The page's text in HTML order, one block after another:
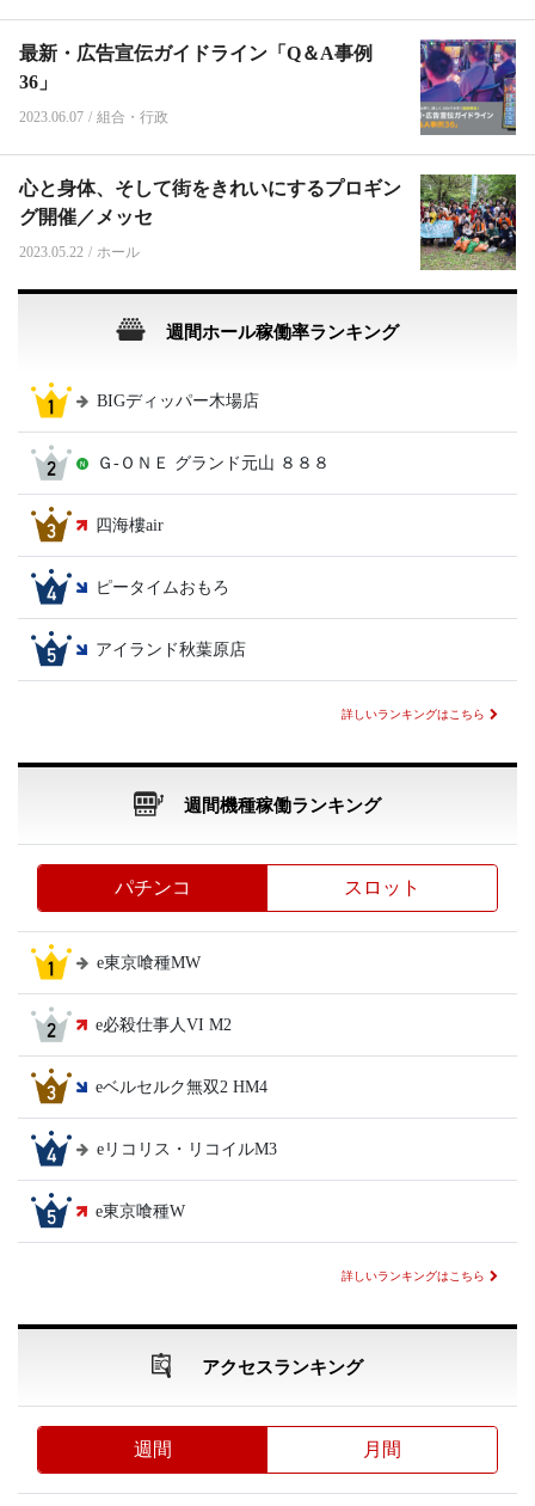
最新・広告宣伝ガイドライン「Q＆A事例
36」
2023.06.07 / 組合・行政
心と身体、そして街をきれいにするプロギン
グ開催／メッセ
2023.05.22 / ホール
週間ホール稼働率ランキング
BIGディッパー木場店
Ｇ‐ＯＮＥ グランド元山 ８８８
四海樓air
ピータイムおもろ
アイランド秋葉原店
詳しいランキングはこちら
週間機種稼働ランキング
パチンコ スロット
e東京喰種MW
e必殺仕事人VI M2
eベルセルク無双2 HM4
eリコリス・リコイルM3
e東京喰種W
詳しいランキングはこちら
アクセスランキング
週間 月間